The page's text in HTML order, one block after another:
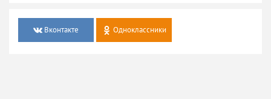
Вконтакте Одноклассники